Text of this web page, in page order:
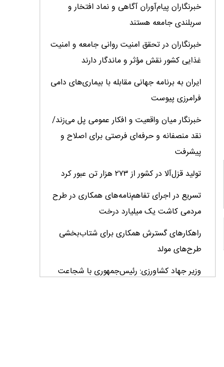
خبرنگاران پیام‌آوران آگاهى و نماد افتخار و
سربلندى جامعه هستند
خبرنگاران در تحقق امنیت روانی جامعه و امنیت
غذایی کشور نقش مؤثر و ماندگار دارند
ایران به برنامه جهانی مقابله با بیماری‌های دامی
فرامرزی پیوست
خبرنگار میان واقعیت و افکار عمومی پل می‌زند/
نقد منصفانه و حرفه‌ای فرصتی برای اصلاح و
پیشرفت
تولید قزل‌آلا در کشور از ۲۷۳ هزار تن عبور کرد
تسریع در اجرای تفاهم‌نامه‌های همکاری در طرح
مردمی کاشت یک میلیارد درخت
راهکارهای گسترش همکاری برای شتاب‌بخشی
طرح‌های مولد
وزیر جهاد کشاورزی: رئیس‌جمهوری با شجاعت